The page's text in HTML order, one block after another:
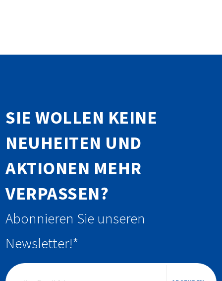
SIE WOLLEN KEINE
NEUHEITEN UND
AKTIONEN MEHR
VERPASSEN?
Abonnieren Sie unseren
Newsletter!*